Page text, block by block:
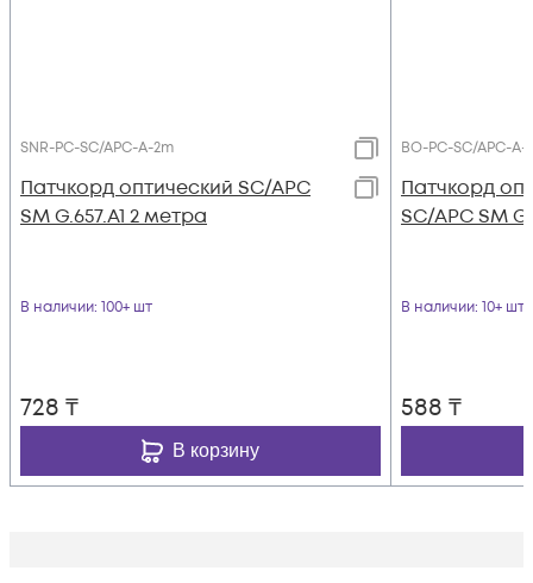
SNR-PC-SC/APC-A-2m
Патчкорд оптический SC/APC
SM G.657.A1 2 метра
В наличии: 100+ шт
728 ₸
В корзину
BO-PC-SC/APC-A-
Патчкорд
SC/APC SM
В наличии: 10+ шт
588 ₸